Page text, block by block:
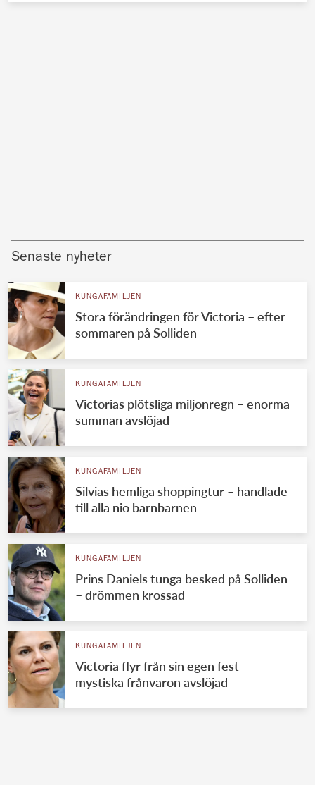
Senaste nyheter
KUNGAFAMILJEN
Stora förändringen för Victoria – efter
sommaren på Solliden
KUNGAFAMILJEN
Victorias plötsliga miljonregn – enorma
summan avslöjad
KUNGAFAMILJEN
Silvias hemliga shoppingtur – handlade
till alla nio barnbarnen
KUNGAFAMILJEN
Prins Daniels tunga besked på Solliden
– drömmen krossad
KUNGAFAMILJEN
Victoria flyr från sin egen fest –
mystiska frånvaron avslöjad